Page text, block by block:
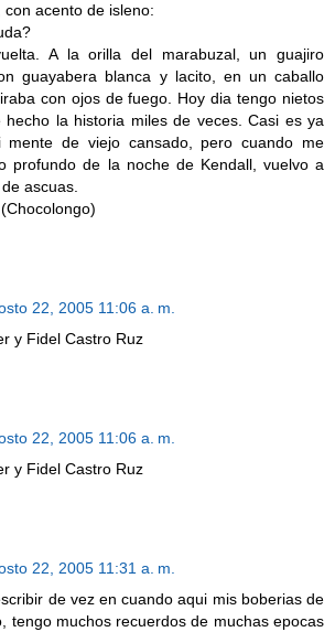
acento de isleno:
A la orilla del marabuzal, un guajiro
guayabera blanca y lacito, en un caballo
con ojos de fuego. Hoy dia tengo nietos
hecho la historia miles de veces. Casi es ya
mente de viejo cansado, pero cuando me
profundo de la noche de Kendall, vuelvo a
ascuas.
22, 2005 11:06 a. m.
y Fidel Castro Ruz
22, 2005 11:06 a. m.
y Fidel Castro Ruz
22, 2005 11:31 a. m.
de vez en cuando aqui mis boberias de
tengo muchos recuerdos de muchas epocas